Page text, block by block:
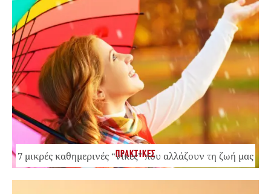
ΠΡΑΚΤΙΚΕΣ
7 μικρές καθημερινές “νίκες” που αλλάζουν τη ζωή μας